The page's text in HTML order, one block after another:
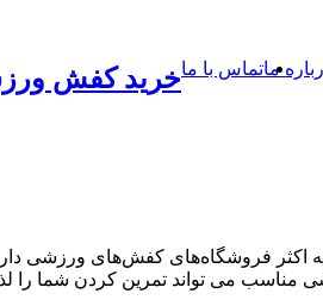
ماتماس با ماخرید کفش
اکثر فروشگاه‌های کفش‌های ورزشی
می تواند تمرین کردن شما را